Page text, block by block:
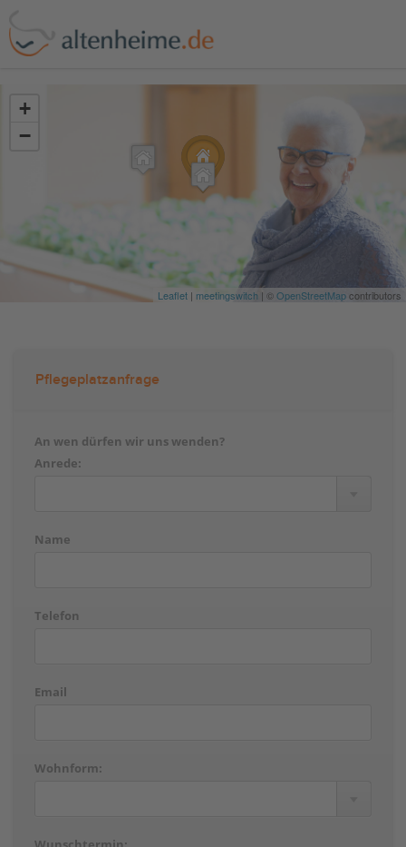
+
−
Leaflet | meetingswitch | ©OpenStreetMapcontributors
Pflegeplatzanfrage
An wen dürfen wir uns wenden?
Anrede:
Name
Telefon
Email
Wohnform: